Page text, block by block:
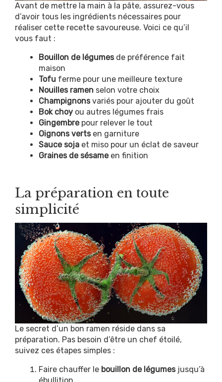
Avant de mettre la main à la pâte, assurez-vous
d’avoir tous les ingrédients nécessaires pour
réaliser cette recette savoureuse. Voici ce qu’il
vous faut :
Bouillon de légumes de préférence fait
maison
Tofu ferme pour une meilleure texture
Nouilles ramen selon votre choix
Champignons variés pour ajouter du goût
Bok choy ou autres légumes frais
Gingembrepour relever le tout
Oignons verts en garniture
Sauce soja et miso pour un éclat de saveur
Graines de sésameen finition
La préparation en toute
simplicité
Le secret d’un bon ramen réside dans sa
préparation. Pas besoin d’être un chef étoilé,
suivez ces étapes simples :
Faire chauffer le bouillon de légumes jusqu’à